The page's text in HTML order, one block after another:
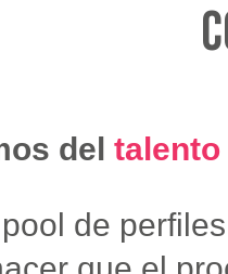
del talento
de perfiles